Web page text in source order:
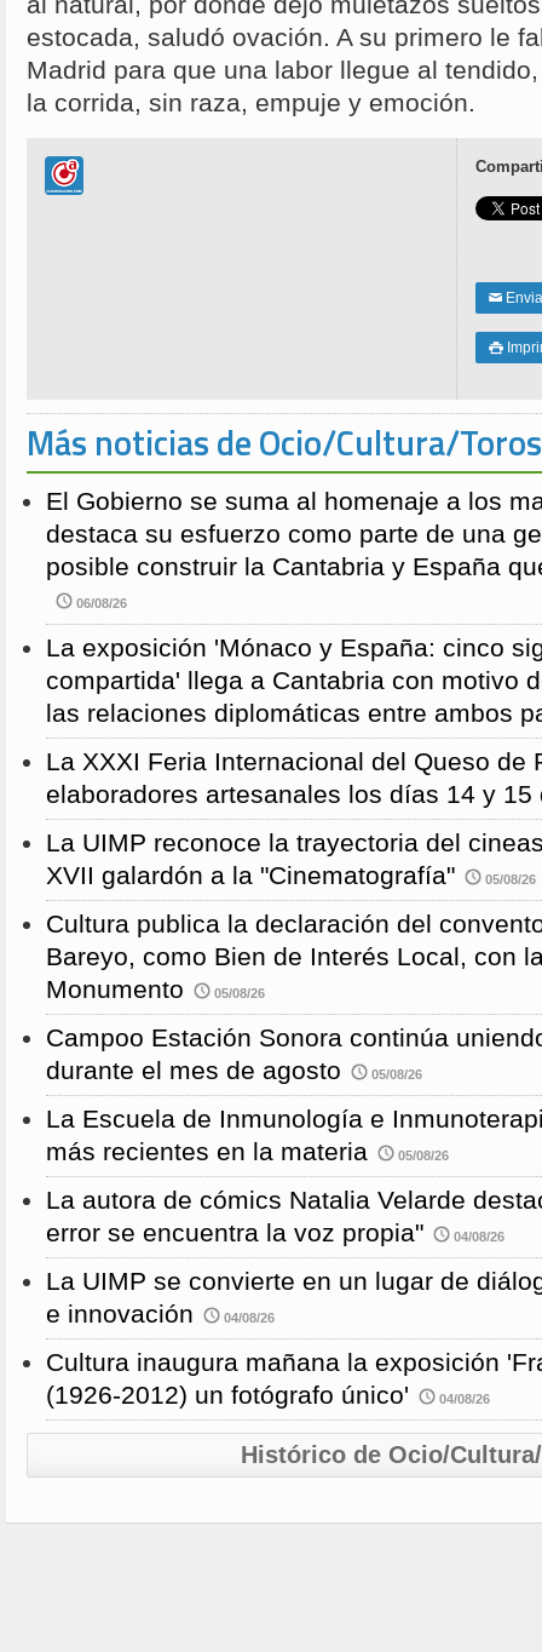
estocada, saludó ovación. A su primero le
Madrid para que una labor llegue al
la corrida, sin raza, empuje y emoción.
✉

Más noticias de Ocio/Cultura/Toros
El Gobierno se suma al homenaje a los
destaca su esfuerzo como parte de una
posible construir la Cantabria y España
06/08/26
La exposición 'Mónaco y España: cinco
compartida' llega a Cantabria con motivo
las relaciones diplomáticas entre ambos
La XXXI Feria Internacional del Queso de
elaboradores artesanales los días 14 y 15
La UIMP reconoce la trayectoria del
XVII galardón a la "Cinematografía"
05/08/26
Cultura publica la declaración del
Bareyo, como Bien de Interés Local, con
Monumento
05/08/26
Campoo Estación Sonora continúa
durante el mes de agosto
05/08/26
La Escuela de Inmunología e
más recientes en la materia
05/08/26
La autora de cómics Natalia Velarde
error se encuentra la voz propia"
04/08/26
La UIMP se convierte en un lugar de
e innovación
04/08/26
Cultura inaugura mañana la exposición
(1926-2012) un fotógrafo único'
04/08/26
Histórico de Ocio/